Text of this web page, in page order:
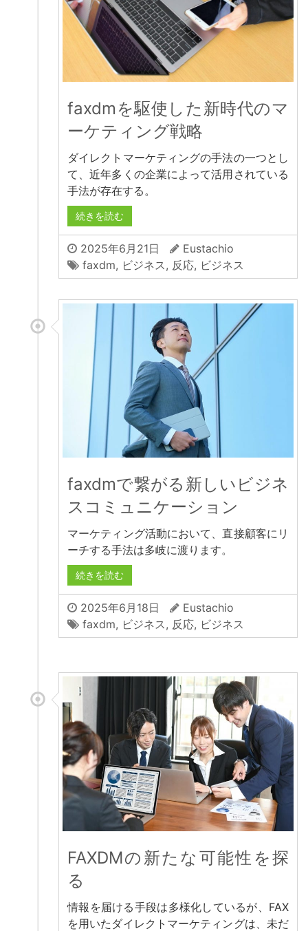
faxdmを駆使した新時代のマ
ーケティング戦略
ダイレクトマーケティングの手法の一つとし
て、近年多くの企業によって活用されている
手法が存在する。
続きを読む
2025年6月21日
Eustachio
faxdm, ビジネス, 反応, ビジネス
faxdmで繋がる新しいビジネ
スコミュニケーション
マーケティング活動において、直接顧客にリ
ーチする手法は多岐に渡ります。
続きを読む
2025年6月18日
Eustachio
faxdm, ビジネス, 反応, ビジネス
FAXDMの新たな可能性を探
る
情報を届ける手段は多様化しているが、FAX
を用いたダイレクトマーケティングは、未だ